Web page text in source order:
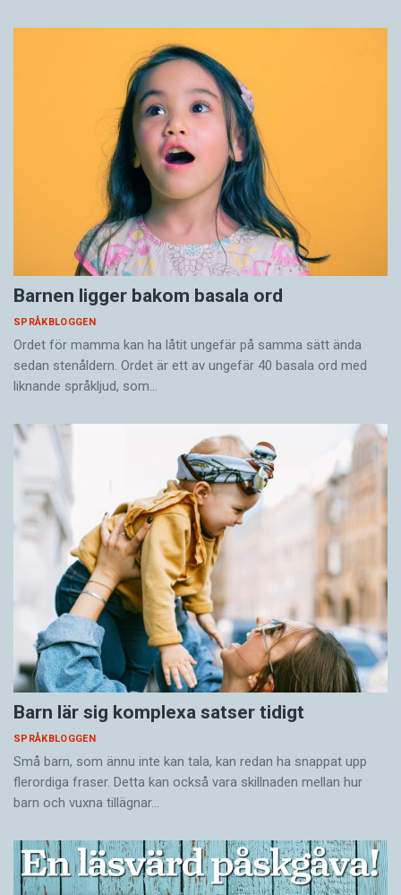
Barnen ligger bakom basala ord
SPRÅKBLOGGEN
Ordet för mamma kan ha låtit ungefär på samma sätt ända
sedan stenåldern. Ordet är ett av ungefär 40 basala ord med
liknande språkljud, som…
Barn lär sig komplexa satser tidigt
SPRÅKBLOGGEN
Små barn, som ännu inte kan tala, kan redan ha snappat upp
flerordiga fraser. Detta kan också vara skillnaden mellan hur
barn och vuxna tillägnar…